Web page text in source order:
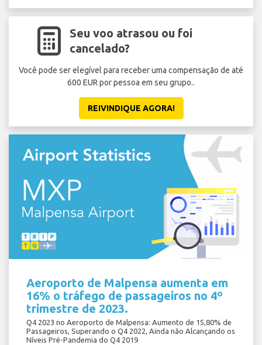
Seu voo atrasou ou foi
cancelado?
Você pode ser elegível para receber uma compensação de até
600 EUR por pessoa em seu grupo..
REIVINDIQUE AGORA!
Aeroporto de Malpensa aumenta em
16% o tráfego de passageiros no 4º
trimestre de 2023.
Q4 2023 no Aeroporto de Malpensa: Aumento de 15,80% de
Passageiros, Superando o Q4 2022, Ainda não Alcançando os
Níveis Pré-Pandemia do Q4 2019